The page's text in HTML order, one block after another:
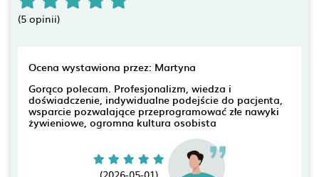
(5 opinii)
Ocena wystawiona przez: Martyna
Gorąco polecam. Profesjonalizm, wiedza i
doświadczenie, indywidualne podejście do pacjenta,
wsparcie pozwalające przeprogramować złe nawyki
żywieniowe, ogromna kultura osobista
(2026-05-01)